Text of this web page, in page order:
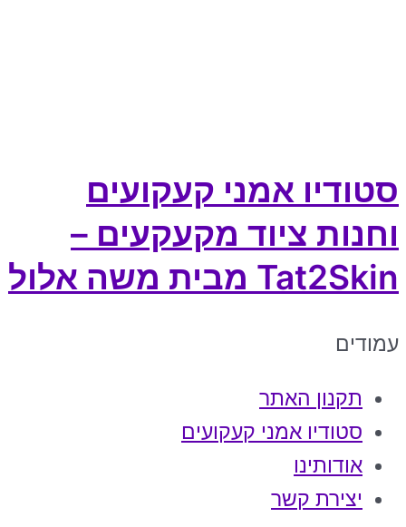
סטודיו אמני קעקועים
וחנות ציוד מקעקעים –
Tat2Skin מבית משה אלול
עמודים
תקנון האתר
סטודיו אמני קעקועים
אודותינו
יצירת קשר